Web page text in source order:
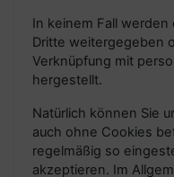
In keinem Fall
Dritte weitergegeben
Verknüpfung mit
hergestellt.
Natürlich können Sie
auch ohne Cookies
regelmäßig so
akzeptieren. Im